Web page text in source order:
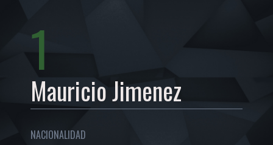
1
Mauricio Jimenez
NACIONALIDAD